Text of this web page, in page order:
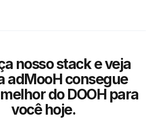
nosso stack e veja
adMooH consegue
do DOOH para
você hoje.